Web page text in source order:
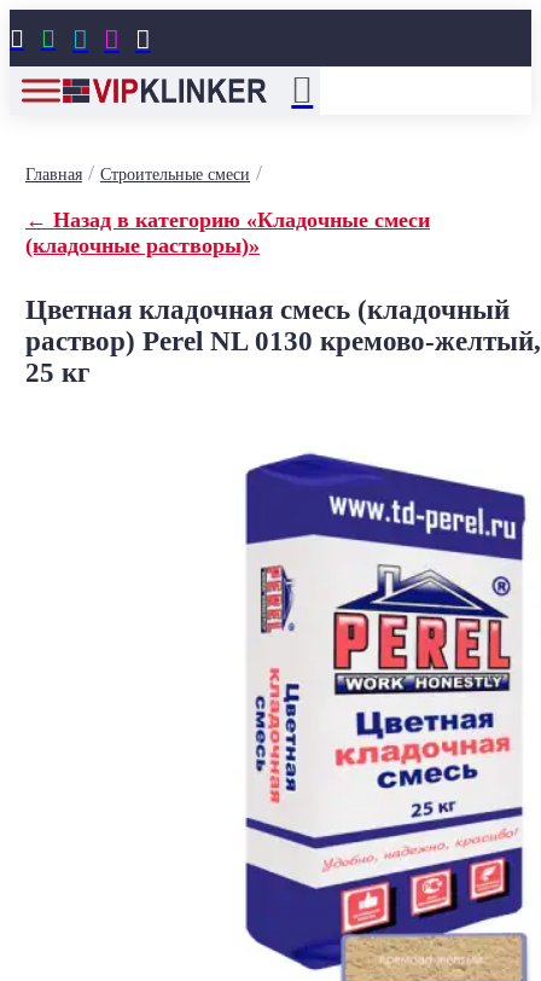
    
Главная/ Строительные смеси /
← Назад в категорию «Кладочные смеси
(кладочные растворы)»
Цветная кладочная смесь (кладочный
раствор) Perel NL 0130 кремово-желтый,
25 кг